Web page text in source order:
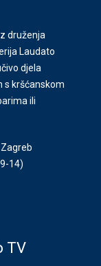
druženja
Laudato
djela
s kršćanskom
ili
14)
TV